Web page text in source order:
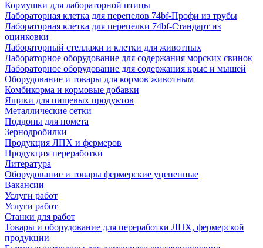
Кормушки для лабораторной птицы
Лабораторная клетка для перепелов 74bf-Профи из трубы
Лабораторная клетка для перепелки 74bf-Стандарт из
оцинковки
Лабораторный стеллажи и клетки для животных
Лабораторное оборудование для содержания морских свинок
Лабораторное оборудование для содержания крыс и мышей
Оборудование и товары для кормов животным
Комбикорма и кормовые добавки
Ящики для пищевых продуктов
Металлические сетки
Поддоны для помета
Зернодробилки
Продукция ЛПХ и фермеров
Продукция переработки
Литература
Оборудование и товары фермерские уцененные
Вакансии
Услуги работ
Услуги работ
Станки для работ
Товары и оборудование для переработки ЛПХ, фермерской
продукции